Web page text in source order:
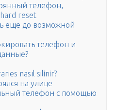
телефон,
reset
еще до возможной
телефон и
nasıl silinir?
на улице
телефон с помощью